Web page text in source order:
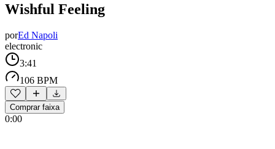
Wishful Feeling
porEd Napoli
electronic
3:41
106 BPM
Comprar faixa
0:00